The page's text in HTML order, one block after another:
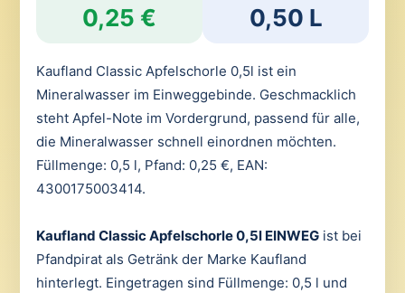
0,25 € 0,50 L
Kaufland Classic Apfelschorle 0,5l ist ein
Mineralwasser im Einweggebinde. Geschmacklich
steht Apfel-Note im Vordergrund, passend für alle,
die Mineralwasser schnell einordnen möchten.
Füllmenge: 0,5 l, Pfand: 0,25 €, EAN:
4300175003414.
Kaufland Classic Apfelschorle 0,5l EINWEGist bei
Pfandpirat als Getränk der Marke Kaufland
hinterlegt. Eingetragen sind Füllmenge: 0,5 l und